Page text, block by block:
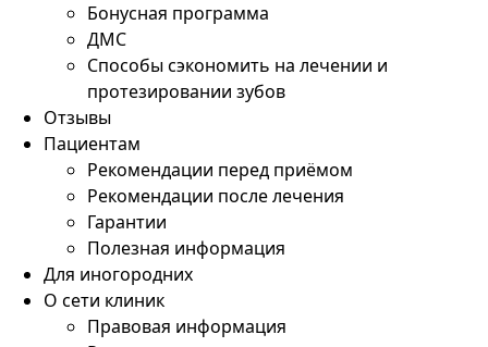
Бонусная программа
ДМС
Способы сэкономить на лечении и
протезировании зубов
Отзывы
Пациентам
Рекомендации перед приёмом
Рекомендации после лечения
Гарантии
Полезная информация
Для иногородних
О сети клиник
Правовая информация